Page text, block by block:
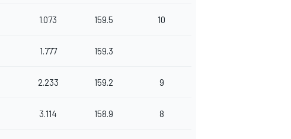
1.073 159.5 10
1.777 159.3
2.233 159.2 9
3.114 158.9 8